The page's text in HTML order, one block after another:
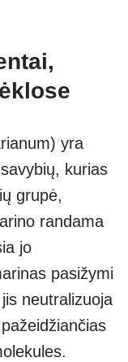
yra
kurias
grupė,
randama
jo
pasižymi
neutralizuoja